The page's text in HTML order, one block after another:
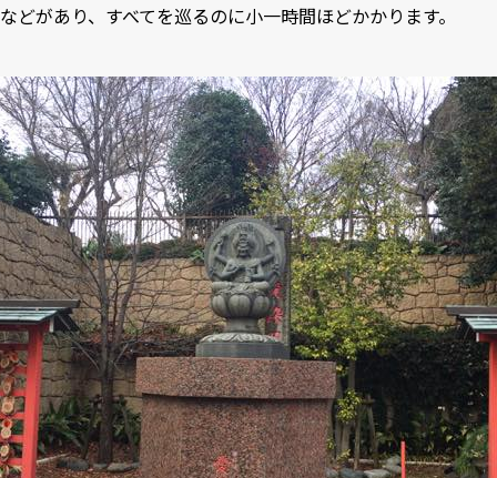
などがあり、すべてを巡るのに小一時間ほどかかります。